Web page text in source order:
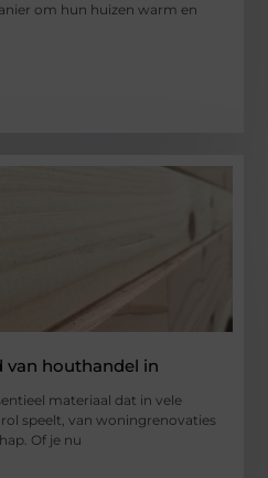
om hun huizen warm en
van houthandel in
materiaal dat in vele
speelt, van woningrenovaties
Of je nu